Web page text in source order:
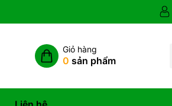
Giỏ hàng
0 sản phẩm